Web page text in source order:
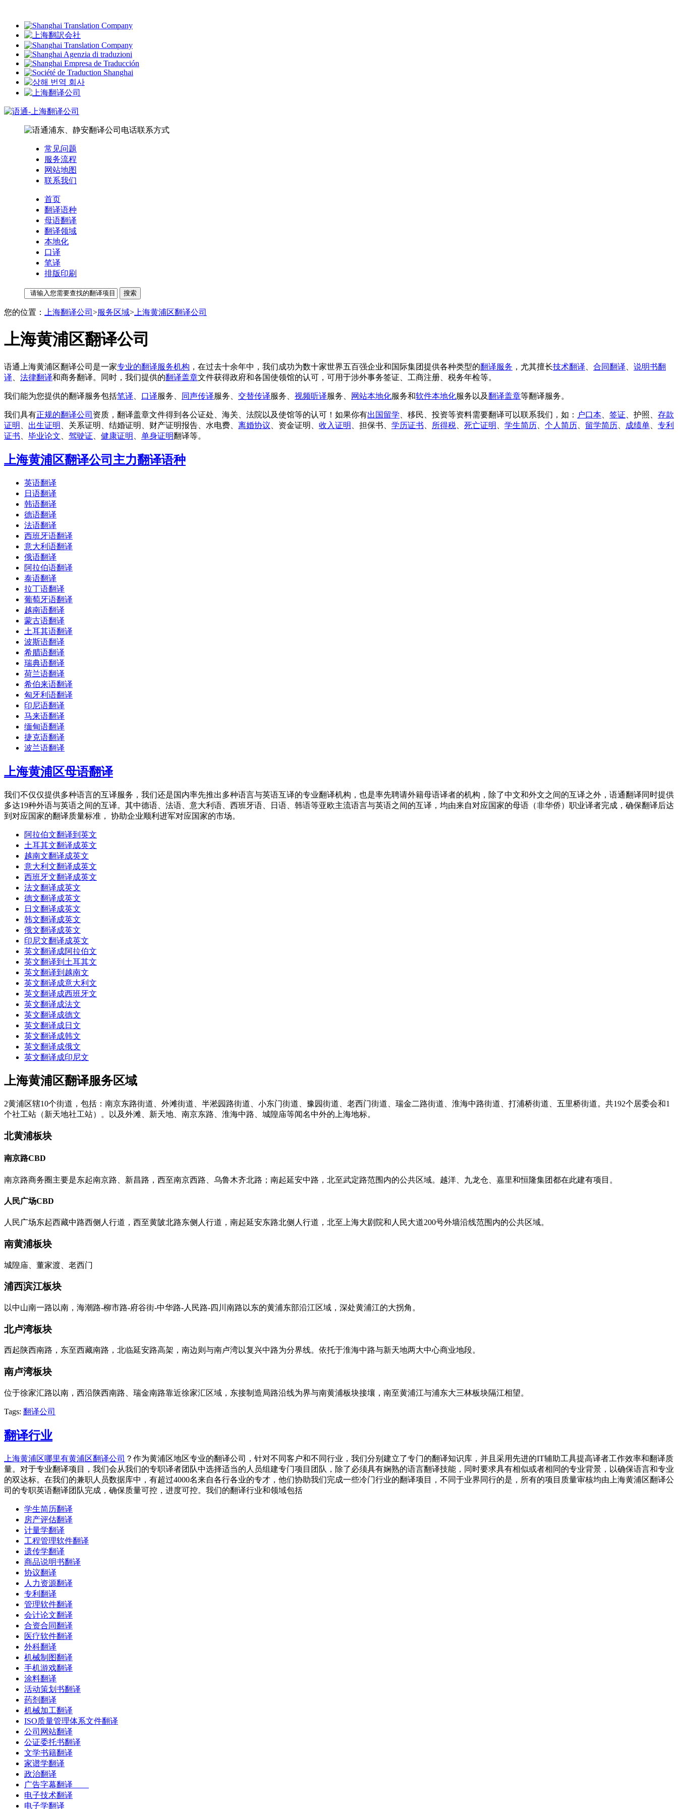
常见问题
服务流程
网站地图
联系我们
首页
翻译语种
母语翻译
翻译领域
本地化
口译
笔译
排版印刷
您的位置： 上海翻译公司 >服务区域> 上海黄浦区翻译公司
上海黄浦区翻译公司
语通上海黄浦区翻译公司是一家专业的翻译服务机构 ，在过去十余年中，我们成功为数十家世界五百强企业和国际集团提供各种类型的翻译服务 ，尤其擅长技术翻译 合同翻译
说明书翻
译
法律翻译和商务翻译。同时，我们提供的翻译盖章文件获得政府和各国使领馆的认可，可用于涉外事务签证、工商注册、税务年检等。
我们能为您提供的翻译服务包括笔译 口译服务、 同声传译服务、 交替传译服务、 视频听译服务、 网站本地化服务和软件本地化服务以及翻译盖章等翻译服务。
我们具有正规的翻译公司 资质，翻译盖章文件得到各公证处、海关、法院以及使馆等的认可！如果你有出国留学 、移民、投资等资料需要翻译可以联系我们，如： 户口本 签证 、护照、 存款
证明
出生证明 、关系证明、结婚证明、财产证明报告、水电费、 离婚协议 、资金证明、 收入证明 、担保书、 学历证书 所得税 死亡证明 学生简历 个人简历 留学简历 成绩单
专利
证书
毕业论文 驾驶证 健康证明 单身证明翻译等。
上海黄浦区翻译公司主力翻译语种
英语翻译
日语翻译
韩语翻译
德语翻译
法语翻译
西班牙语翻译
意大利语翻译
俄语翻译
阿拉伯语翻译
泰语翻译
拉丁语翻译
葡萄牙语翻译
越南语翻译
蒙古语翻译
土耳其语翻译
波斯语翻译
希腊语翻译
瑞典语翻译
荷兰语翻译
希伯来语翻译
匈牙利语翻译
印尼语翻译
马来语翻译
缅甸语翻译
捷克语翻译
波兰语翻译
上海黄浦区母语翻译
我们不仅仅提供多种语言的互译服务，我们还是国内率先推出多种语言与英语互译的专业翻译机构，也是率先聘请外籍母语译者的机构，除了中文和外文之间的互译之外，语通翻译同时提供
多达19种外语与英语之间的互译。其中德语、法语、意大利语、西班牙语、日语、韩语等亚欧主流语言与英语之间的互译，均由来自对应国家的母语（非华侨）职业译者完成，确保翻译后达
到对应国家的翻译质量标准， 协助企业顺利进军对应国家的市场。
阿拉伯文翻译到英文
土耳其文翻译成英文
越南文翻译成英文
意大利文翻译成英文
西班牙文翻译成英文
法文翻译成英文
德文翻译成英文
日文翻译成英文
韩文翻译成英文
俄文翻译成英文
印尼文翻译成英文
英文翻译成阿拉伯文
英文翻译到土耳其文
英文翻译到越南文
英文翻译成意大利文
英文翻译成西班牙文
英文翻译成法文
英文翻译成德文
英文翻译成日文
英文翻译成韩文
英文翻译成俄文
英文翻译成印尼文
上海黄浦区翻译服务区域
2黄浦区辖10个街道，包括：南京东路街道、外滩街道、半淞园路街道、小东门街道、豫园街道、老西门街道、瑞金二路街道、淮海中路街道、打浦桥街道、五里桥街道。共192个居委会和1
个社工站（新天地社工站）。以及外滩、新天地、南京东路、淮海中路、城隍庙等闻名中外的上海地标。
北黄浦板块
南京路CBD
南京路商务圈主要是东起南京路、新昌路，西至南京西路、乌鲁木齐北路；南起延安中路，北至武定路范围内的公共区域。越洋、九龙仓、嘉里和恒隆集团都在此建有项目。
人民广场CBD
人民广场东起西藏中路西侧人行道，西至黄陂北路东侧人行道，南起延安东路北侧人行道，北至上海大剧院和人民大道200号外墙沿线范围内的公共区域。
南黄浦板块
城隍庙、董家渡、老西门
浦西滨江板块
以中山南一路以南，海潮路-柳市路-府谷街-中华路-人民路-四川南路以东的黄浦东部沿江区域，深处黄浦江的大拐角。
北卢湾板块
西起陕西南路，东至西藏南路，北临延安路高架，南边则与南卢湾以复兴中路为分界线。依托于淮海中路与新天地两大中心商业地段。
南卢湾板块
位于徐家汇路以南，西沿陕西南路、瑞金南路靠近徐家汇区域，东接制造局路沿线为界与南黄浦板块接壤，南至黄浦江与浦东大三林板块隔江相望。
Tags: 翻译公司
翻译行业
上海黄浦区哪里有黄浦区翻译公司 ？作为黄浦区地区专业的翻译公司，针对不同客户和不同行业，我们分别建立了专门的翻译知识库，并且采用先进的IT辅助工具提高译者工作效率和翻译质
量。对于专业翻译项目，我们会从我们的专职译者团队中选择适当的人员组建专门项目团队，除了必须具有娴熟的语言翻译技能，同时要求具有相似或者相同的专业背景，以确保语言和专业
的双达标。在我们的兼职人员数据库中，有超过4000名来自各行各业的专才，他们协助我们完成一些冷门行业的翻译项目，不同于业界同行的是，所有的项目质量审核均由上海黄浦区翻译公
司的专职英语翻译团队完成，确保质量可控，进度可控。我们的翻译行业和领域包括
学生简历翻译
房产评估翻译
计量学翻译
工程管理软件翻译
遗传学翻译
商品说明书翻译
协议翻译
人力资源翻译
专利翻译
管理软件翻译
会计论文翻译
合资合同翻译
医疗软件翻译
外科翻译
机械制图翻译
手机游戏翻译
涂料翻译
活动策划书翻译
药剂翻译
机械加工翻译
ISO质量管理体系文件翻译
公司网站翻译
公证委托书翻译
文学书籍翻译
家谱学翻译
政治翻译
广告字幕翻译
电子技术翻译
电子学翻译